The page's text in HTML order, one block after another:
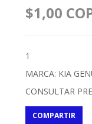
$1,00
1
MARCA: KIA
CONSULTAR
COMPARTIR